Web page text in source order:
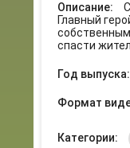
Описание:
Главный
спасти
Год выпуска:
Формат
Категории: